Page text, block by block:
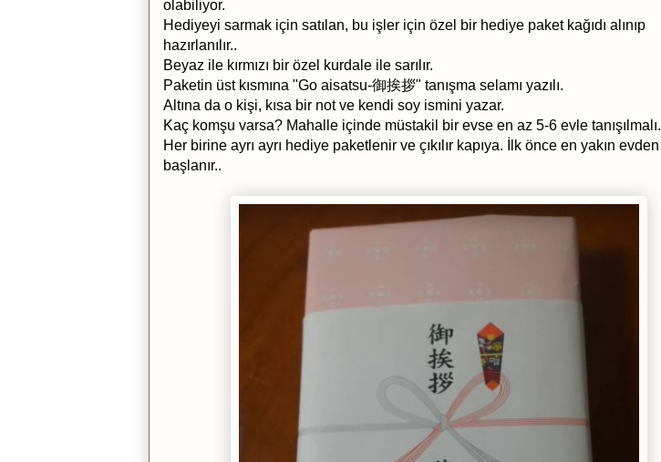
olabiliyor.
Hediyeyi sarmak için satılan, bu işler için özel bir hediye paket kağıdı alınıp
hazırlanılır..
Beyaz ile kırmızı bir özel kurdale ile sarılır.
Paketin üst kısmına "Go aisatsu-御挨拶" tanışma selamı yazılı.
Altına da o kişi, kısa bir not ve kendi soy ismini yazar.
Kaç komşu varsa? Mahalle içinde müstakil bir evse en az 5-6 evle tanışılmalı.
Her birine ayrı ayrı hediye paketlenir ve çıkılır kapıya. İlk önce en yakın evden
başlanır..